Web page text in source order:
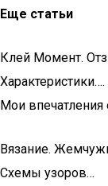
Еще статьи
Клей Момент.
Характеристики….
Мои
Вязание.
Схемы узоров…